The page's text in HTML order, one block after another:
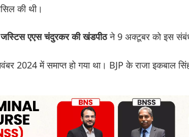
की थी।
जस्टिस एएस चंदुरकर की खंडपीठने 9 अक्टूबर को इस
2024 में समाप्त हो गया था। BJP के राजा इकबाल